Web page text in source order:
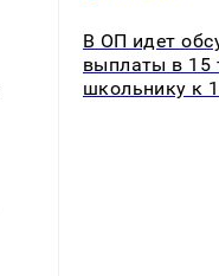
В ОП идет
выплаты в
школьнику к